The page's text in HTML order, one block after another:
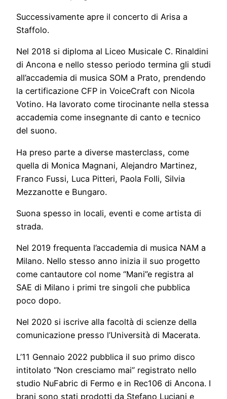
Successivamente apre il concerto di Arisa a
Staffolo.
Nel 2018 si diploma al Liceo Musicale C. Rinaldini
di Ancona e nello stesso periodo termina gli studi
all’accademia di musica SOM a Prato, prendendo
la certificazione CFP in VoiceCraft con Nicola
Votino. Ha lavorato come tirocinante nella stessa
accademia come insegnante di canto e tecnico
del suono.
Ha preso parte a diverse masterclass, come
quella di Monica Magnani, Alejandro Martinez,
Franco Fussi, Luca Pitteri, Paola Folli, Silvia
Mezzanotte e Bungaro.
Suona spesso in locali, eventi e come artista di
strada.
Nel 2019 frequenta l’accademia di musica NAM a
Milano. Nello stesso anno inizia il suo progetto
come cantautore col nome “Mani”e registra al
SAE di Milano i primi tre singoli che pubblica
poco dopo.
Nel 2020 si iscrive alla facoltà di scienze della
comunicazione presso l’Università di Macerata.
L’11 Gennaio 2022 pubblica il suo primo disco
intitolato “Non cresciamo mai” registrato nello
studio NuFabric di Fermo e in Rec106 di Ancona. I
brani sono stati prodotti da Stefano Luciani e